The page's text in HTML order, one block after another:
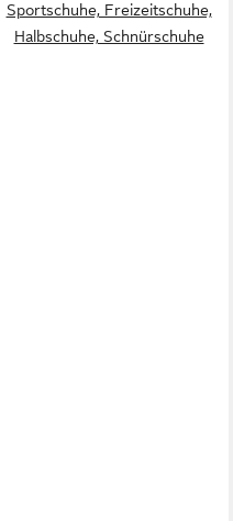
Sportschuhe, Freizeitschuhe,
Halbschuhe, Schnürschuhe